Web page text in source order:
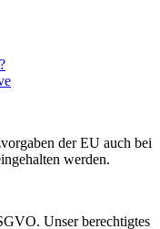
der EU auch bei
werden.
Unser berechtigtes